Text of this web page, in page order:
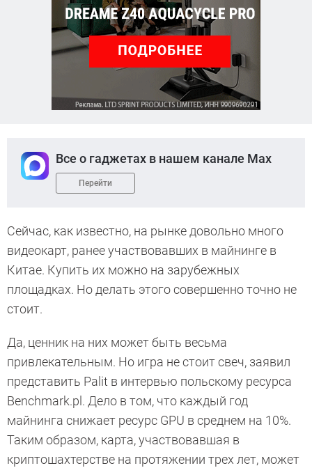
Все о гаджетах в нашем канале Max
Перейти
Сейчас, как известно, на рынке довольно много
видеокарт, ранее участвовавших в майнинге в
Китае. Купить их можно на зарубежных
площадках. Но делать этого совершенно точно не
стоит.
Да, ценник на них может быть весьма
привлекательным. Но игра не стоит свеч, заявил
представить Palit в интервью польскому ресурса
Benchmark.pl. Дело в том, что каждый год
майнинга снижает ресурс GPU в среднем на 10%.
Таким образом, карта, участвовавшая в
криптошахтерстве на протяжении трех лет, может